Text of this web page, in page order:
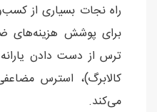
راه نجات بسیاری از
برای پوشش هزینه‌های
ترس از دست دادن
کالابرگ)، استرس
می‌کند.